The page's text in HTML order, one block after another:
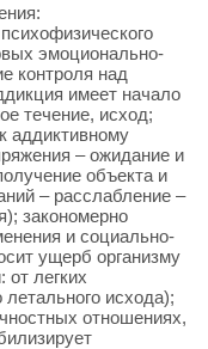
эмоционально-
контроля над
имеет начало
течение, исход;
аддиктивному
– ожидание и
объекта и
– расслабление –
закономерно
и социально-
ущерб организму
легких
исхода);
отношениях,